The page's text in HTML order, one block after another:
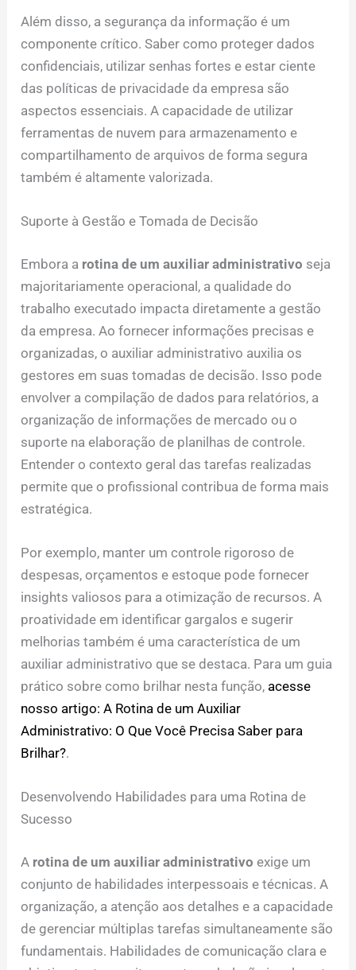
Além disso, a segurança da informação é um
componente crítico. Saber como proteger dados
confidenciais, utilizar senhas fortes e estar ciente
das políticas de privacidade da empresa são
aspectos essenciais. A capacidade de utilizar
ferramentas de nuvem para armazenamento e
compartilhamento de arquivos de forma segura
também é altamente valorizada.
Suporte à Gestão e Tomada de Decisão
Embora a rotina de um auxiliar administrativo seja
majoritariamente operacional, a qualidade do
trabalho executado impacta diretamente a gestão
da empresa. Ao fornecer informações precisas e
organizadas, o auxiliar administrativo auxilia os
gestores em suas tomadas de decisão. Isso pode
envolver a compilação de dados para relatórios, a
organização de informações de mercado ou o
suporte na elaboração de planilhas de controle.
Entender o contexto geral das tarefas realizadas
permite que o profissional contribua de forma mais
estratégica.
Por exemplo, manter um controle rigoroso de
despesas, orçamentos e estoque pode fornecer
insights valiosos para a otimização de recursos. A
proatividade em identificar gargalos e sugerir
melhorias também é uma característica de um
auxiliar administrativo que se destaca. Para um guia
prático sobre como brilhar nesta função, acesse
nosso artigo: A Rotina de um Auxiliar
Administrativo: O Que Você Precisa Saber para
Brilhar?.
Desenvolvendo Habilidades para uma Rotina de
Sucesso
A rotina de um auxiliar administrativo exige um
conjunto de habilidades interpessoais e técnicas. A
organização, a atenção aos detalhes e a capacidade
de gerenciar múltiplas tarefas simultaneamente são
fundamentais. Habilidades de comunicação clara e